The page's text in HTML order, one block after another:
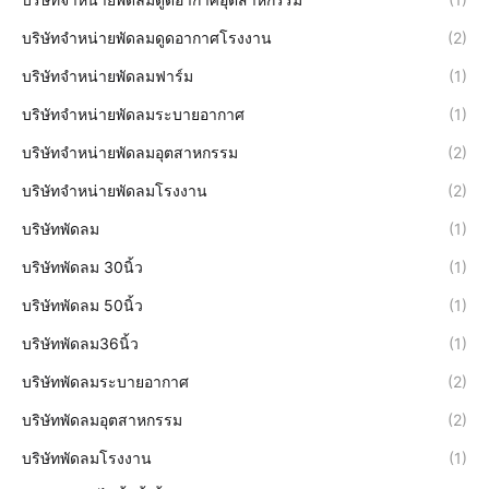
บริษัทจำหน่ายพัดลมดูดอากาศโรงงาน (2)
บริษัทจำหน่ายพัดลมฟาร์ม (1)
บริษัทจำหน่ายพัดลมระบายอากาศ (1)
บริษัทจำหน่ายพัดลมอุตสาหกรรม (2)
บริษัทจำหน่ายพัดลมโรงงาน (2)
บริษัทพัดลม (1)
บริษัทพัดลม 30นิ้ว (1)
บริษัทพัดลม 50นิ้ว (1)
บริษัทพัดลม36นิ้ว (1)
บริษัทพัดลมระบายอากาศ (2)
บริษัทพัดลมอุตสาหกรรม (2)
บริษัทพัดลมโรงงาน (1)